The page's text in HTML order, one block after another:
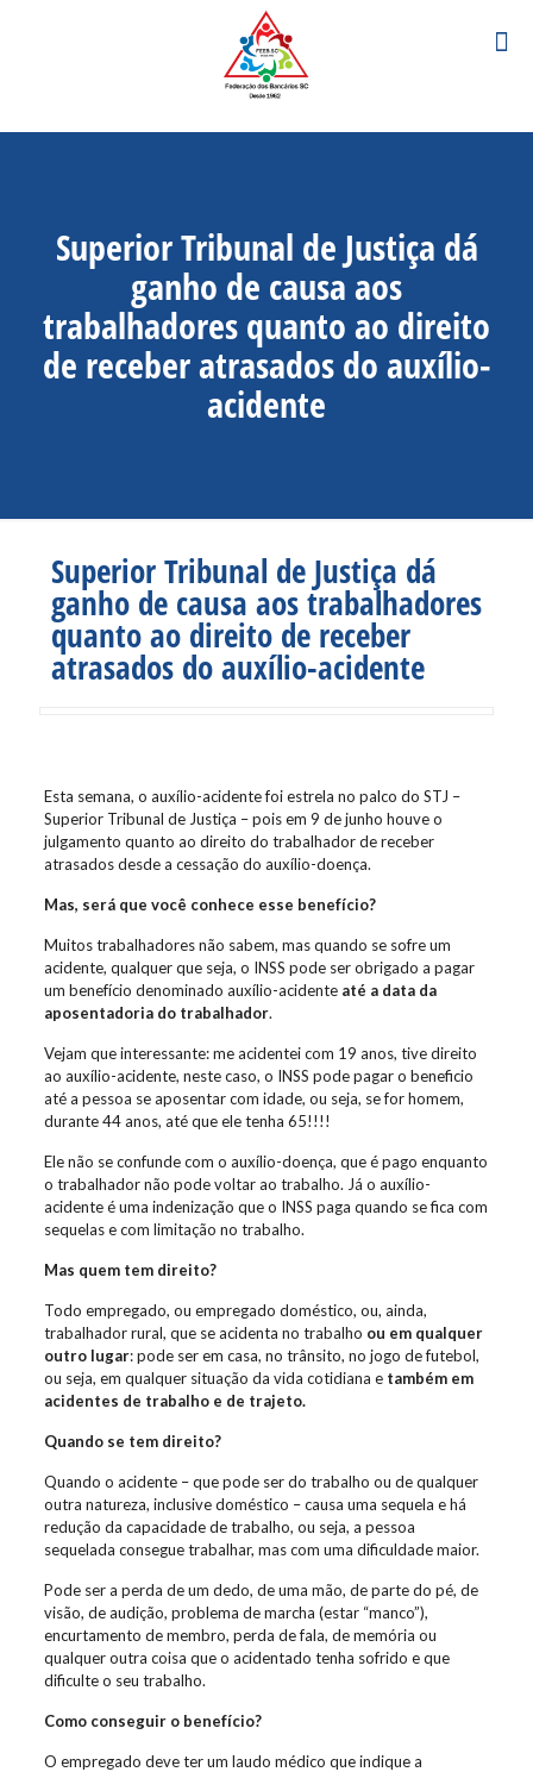
Superior Tribunal de Justiça dá
ganho de causa aos
trabalhadores quanto ao direito
de receber atrasados do auxílio-
acidente
Superior Tribunal de Justiça dá
ganho de causa aos trabalhadores
quanto ao direito de receber
atrasados do auxílio-acidente
Esta semana, o auxílio-acidente foi estrela no palco do STJ –
Superior Tribunal de Justiça – pois em 9 de junho houve o
julgamento quanto ao direito do trabalhador de receber
atrasados desde a cessação do auxílio-doença.
Mas, será que você conhece esse benefício?
Muitos trabalhadores não sabem, mas quando se sofre um
acidente, qualquer que seja, o INSS pode ser obrigado a pagar
um benefício denominado auxílio-acidente até a data da
aposentadoria do trabalhador.
Vejam que interessante: me acidentei com 19 anos, tive direito
ao auxílio-acidente, neste caso, o INSS pode pagar o beneficio
até a pessoa se aposentar com idade, ou seja, se for homem,
durante 44 anos, até que ele tenha 65!!!!
Ele não se confunde com o auxílio-doença, que é pago enquanto
o trabalhador não pode voltar ao trabalho. Já o auxílio-
acidente é uma indenização que o INSS paga quando se fica com
sequelas e com limitação no trabalho.
Mas quem tem direito?
Todo empregado, ou empregado doméstico, ou, ainda,
trabalhador rural, que se acidenta no trabalho ou em qualquer
outro lugar: pode ser em casa, no trânsito, no jogo de futebol,
ou seja, em qualquer situação da vida cotidiana e também em
acidentes de trabalho e de trajeto.
Quando se tem direito?
Quando o acidente – que pode ser do trabalho ou de qualquer
outra natureza, inclusive doméstico – causa uma sequela e há
redução da capacidade de trabalho, ou seja, a pessoa
sequelada consegue trabalhar, mas com uma dificuldade maior.
Pode ser a perda de um dedo, de uma mão, de parte do pé, de
visão, de audição, problema de marcha (estar “manco”),
encurtamento de membro, perda de fala, de memória ou
qualquer outra coisa que o acidentado tenha sofrido e que
dificulte o seu trabalho.
Como conseguir o benefício?
O empregado deve ter um laudo médico que indique a